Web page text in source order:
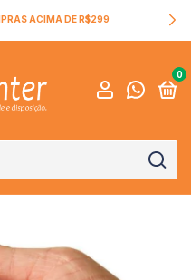
ACIMA DE R$299
0